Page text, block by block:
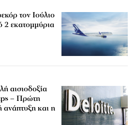
τον Ιούλιο
εκατομμύρια
αισιοδοξία
– Πρώτη
και η